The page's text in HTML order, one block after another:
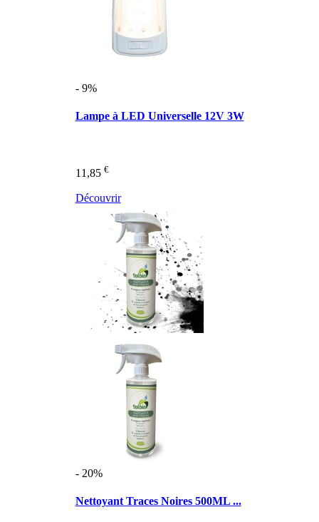
- 9%
Lampe à LED Universelle 12V 3W
11,85 €
Découvrir
- 20%
Nettoyant Traces Noires 500ML ...